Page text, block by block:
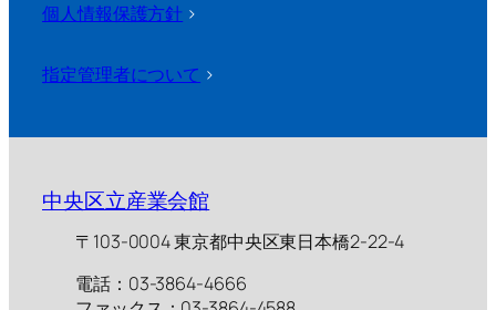
個人情報保護方針 >
指定管理者について >
中央区立産業会館
〒103-0004 東京都中央区東日本橋2-22-4
電話：03-3864-4666